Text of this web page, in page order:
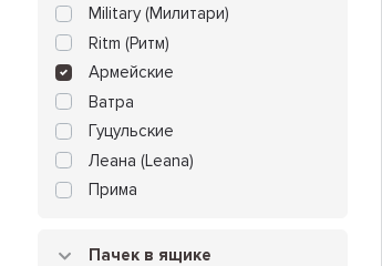
Military (Милитари)
Ritm (Ритм)
Армейские
Ватра
Гуцульские
Леана (Leana)
Прима
Пачек в ящике